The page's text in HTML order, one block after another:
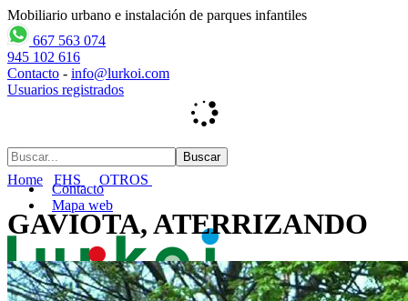
Mobiliario urbano e instalación de parques infantiles
667 563 074
945 102 616
Contacto - info@lurkoi.com
Usuarios registrados
Contacto
Mapa web
Home FHS OTROS
GAVIOTA, ATERRIZANDO